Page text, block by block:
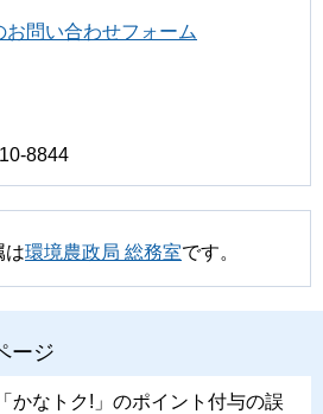
問い合わせフォーム
8844
は環境農政局 総務室です。
ージ
かなトク!」のポイント付与の誤